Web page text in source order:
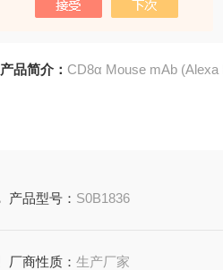
T-1036-34)
产品简介： CD8α Mouse mAb (Alexa
产品型号： S0B1836
厂商性质：生产厂家